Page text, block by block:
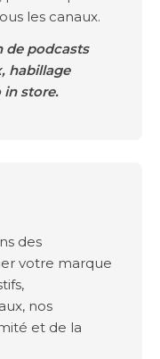
les canaux.
de podcasts
habillage
in store.
des
votre marque
nos
et de la